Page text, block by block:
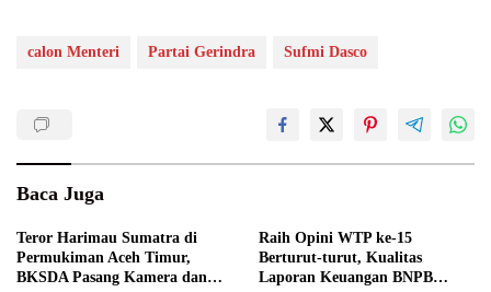
calon Menteri Partai Gerindra Sufmi Dasco
Baca Juga
Teror Harimau Sumatra di
Permukiman Aceh Timur,
BKSDA Pasang Kamera dan
Raih Opini WTP ke-15
Berturut-turut, Kualitas
Laporan Keuangan BNPB